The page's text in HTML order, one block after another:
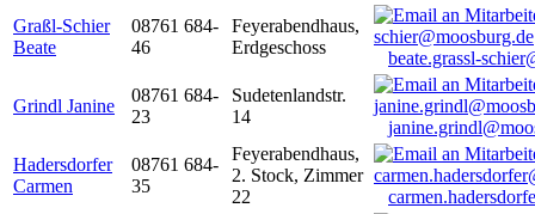
Graßl-Schier
Beate
08761 684-
46
Feyerabendhaus,
Erdgeschoss
beate.grassl-
Grindl Janine
08761 684-
23
Sudetenlandstr.
14
Hadersdorfer
Carmen
08761 684-
35
Feyerabendhaus,
2. Stock, Zimmer
22